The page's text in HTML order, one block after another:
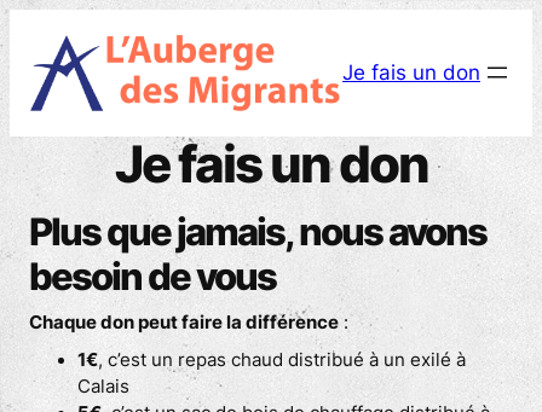
contenu
Je fais un don
Je fais un don
Plus que jamais, nous avons
besoin de vous
Chaque don peut faire la différence :
1€, c’est un repas chaud distribué à un exilé à
Calais